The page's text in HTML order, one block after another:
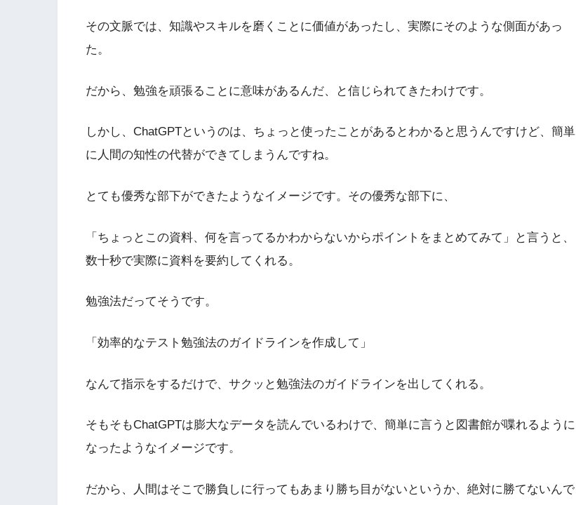
その文脈では、知識やスキルを磨くことに価値があったし、実際にそのような側面があっ
た。
だから、勉強を頑張ることに意味があるんだ、と信じられてきたわけです。
しかし、ChatGPTというのは、ちょっと使ったことがあるとわかると思うんですけど、簡単
に人間の知性の代替ができてしまうんですね。
とても優秀な部下ができたようなイメージです。その優秀な部下に、
「ちょっとこの資料、何を言ってるかわからないからポイントをまとめてみて」と言うと、
数十秒で実際に資料を要約してくれる。
勉強法だってそうです。
「効率的なテスト勉強法のガイドラインを作成して」
なんて指示をするだけで、サクッと勉強法のガイドラインを出してくれる。
そもそもChatGPTは膨大なデータを読んでいるわけで、簡単に言うと図書館が喋れるように
なったようなイメージです。
だから、人間はそこで勝負しに行ってもあまり勝ち目がないというか、絶対に勝てないんで